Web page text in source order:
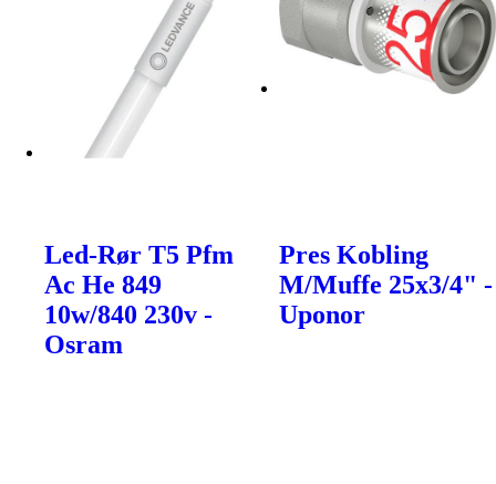
Led-Rør T5 Pfm
Ac He 849
10w/840 230v -
Osram
Pres Kobling
M/Muffe 25x3/4" -
Uponor